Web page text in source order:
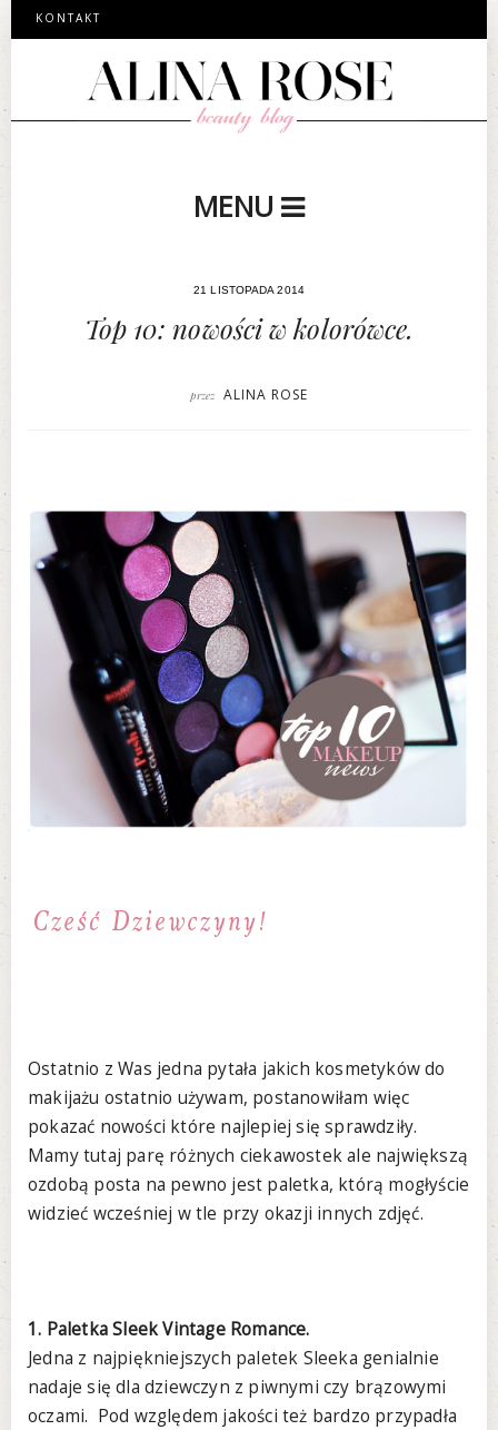
KONTAKT
MENU
21 LISTOPADA 2014
Top 10: nowości w kolorówce.
przez ALINA ROSE
Ostatnio z Was jedna pytała jakich kosmetyków do
makijażu ostatnio używam, postanowiłam więc
pokazać nowości które najlepiej się sprawdziły.
Mamy tutaj parę różnych ciekawostek ale największą
ozdobą posta na pewno jest paletka, którą mogłyście
widzieć wcześniej w tle przy okazji innych zdjęć.
1. Paletka Sleek Vintage Romance.
Jedna z najpiękniejszych paletek Sleeka genialnie
nadaje się dla dziewczyn z piwnymi czy brązowymi
oczami. Pod względem jakości też bardzo przypadła